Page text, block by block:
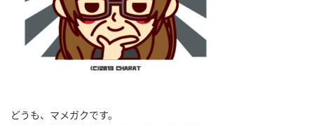
どうも、マメガクです。